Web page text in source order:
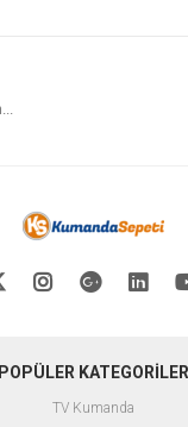
POPÜLER KATEGORİLER
TV Kumanda